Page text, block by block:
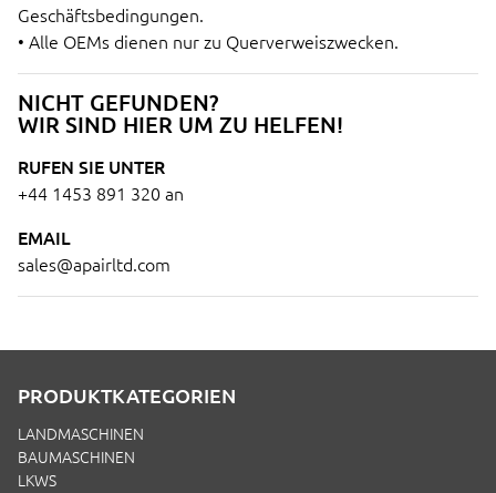
NICHT GEFUNDEN?
WIR SIND HIER UM ZU HELFEN!
RUFEN SIE UNTER
+44 1453 891 320 an
EMAIL
sales@apairltd.com
Geschäftsbedingungen.
• Alle OEMs dienen nur zu Querverweiszwecken.
PRODUKTKATEGORIEN
LANDMASCHINEN
BAUMASCHINEN
LKWS